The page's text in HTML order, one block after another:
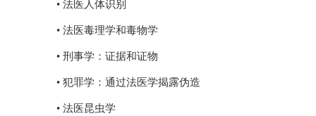
• 法医人体识别
• 法医毒理学和毒物学
• 刑事学：证据和证物
• 犯罪学：通过法医学揭露伪造
• 法医昆虫学